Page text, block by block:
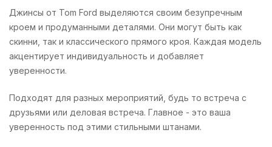
Джинсы от Tom Ford выделяются своим безупречным
кроем и продуманными деталями. Они могут быть как
скинни, так и классического прямого кроя. Каждая модель
акцентирует индивидуальность и добавляет
уверенности.
Подходят для разных мероприятий, будь то встреча с
друзьями или деловая встреча. Главное - это ваша
уверенность под этими стильными штанами.